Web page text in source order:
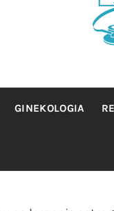
sie
GINEKOLOGIA